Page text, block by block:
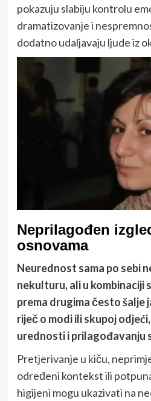
pokazuju slabiju kontrolu
dramatizovanje i
dodatno udaljavaju ljude iz
Neprilagođen
osnovama
Neurednost sama po sebi
nekulturu, ali u kombinaciji
prema drugima često šalje
riječ o modi ili skupoj
urednosti i prilagođavanju
Pretjerivanje u kiču,
određeni kontekst ili
higijeni mogu ukazivati na